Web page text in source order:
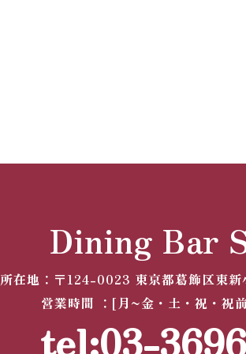
Dining Bar
所在地： 〒124-0023 東京都葛飾区東
営業時間 ：[月~金・土・祝・祝
tel:03-